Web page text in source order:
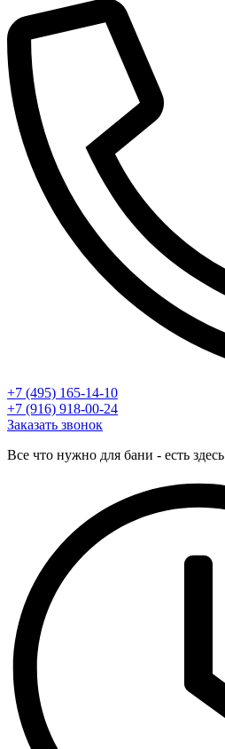
+7 (495) 165-14-10
+7 (916) 918-00-24
Заказать звонок
Все что нужно для бани - есть здесь